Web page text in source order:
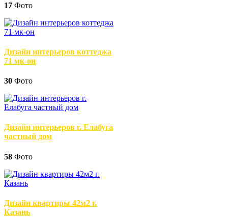
17 Фото
Дизайн интерьеров коттеджа
71 мк-он
30 Фото
Дизайн интерьеров г. Елабуга
частный дом
58 Фото
Дизайн квартиры 42м2 г.
Казань